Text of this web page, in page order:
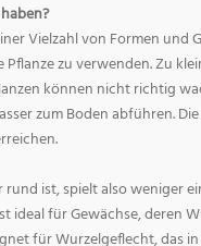
Vielzahl von Formen und
zu verwenden. Zu
können nicht richtig
zum Boden abführen.
ist, spielt also weniger
ideal für Gewächse, deren
für Wurzelgeflecht, das